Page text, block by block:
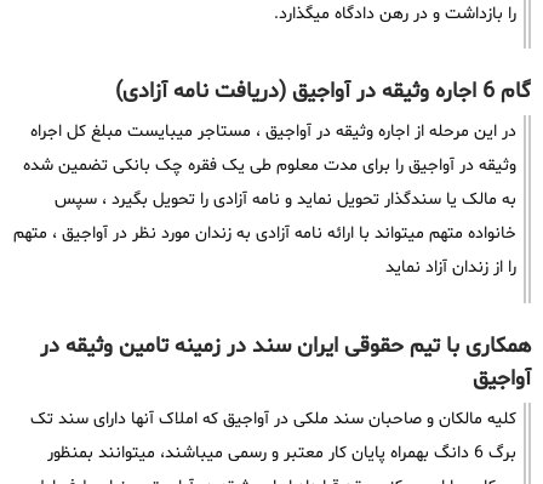
را بازداشت و در رهن دادگاه میگذارد.
گام 6 اجاره وثیقه در آواجیق (دریافت نامه آزادی)
در این مرحله از اجاره وثیقه در آواجیق ، مستاجر میبایست مبلغ کل اجراه
وثیقه در آواجیق را برای مدت معلوم طی یک فقره چک بانکی تضمین شده
به مالک یا سندگذار تحویل نماید و نامه آزادی را تحویل بگیرد ، سپس
خانواده متهم میتواند با ارائه نامه آزادی به زندان مورد نظر در آواجیق ، متهم
را از زندان آزاد نماید
همکاری با تیم حقوقی ایران سند در زمینه تامین وثیقه در
آواجیق
کلیه مالکان و صاحبان سند ملکی در آواجیق که املاک آنها دارای سند تک
برگ 6 دانگ بهمراه پایان کار معتبر و رسمی میباشند، میتوانند بمنظور